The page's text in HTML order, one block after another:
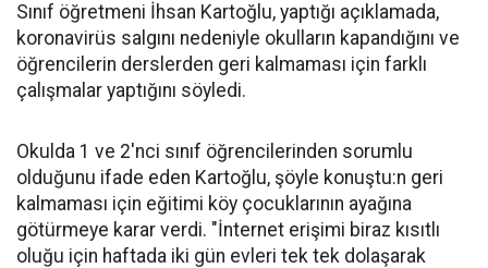
Sınıf öğretmeni İhsan Kartoğlu, yaptığı açıklamada,
koronavirüs salgını nedeniyle okulların kapandığını ve
öğrencilerin derslerden geri kalmaması için farklı
çalışmalar yaptığını söyledi.
Okulda 1 ve 2'nci sınıf öğrencilerinden sorumlu
olduğunu ifade eden Kartoğlu, şöyle konuştu:n geri
kalmaması için eğitimi köy çocuklarının ayağına
götürmeye karar verdi. "İnternet erişimi biraz kısıtlı
oluğu için haftada iki gün evleri tek tek dolaşarak